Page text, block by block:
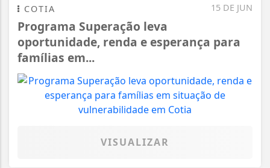
15 DE JUN
COTIA
Programa Superação leva
oportunidade, renda e esperança para
famílias em...
VISUALIZAR